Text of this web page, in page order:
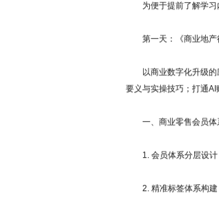
为便于提前了解学习
第一天：《商业地产
以商业数字化升级的应
要义与实操技巧；打通AI
一、商业零售会员体
1. 会员体系分层设计
2. 精准标签体系构建